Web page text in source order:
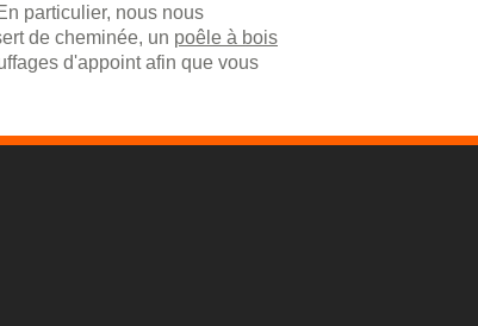
particulier, nous nous
de cheminée, un poêle à bois
d'appoint afin que vous